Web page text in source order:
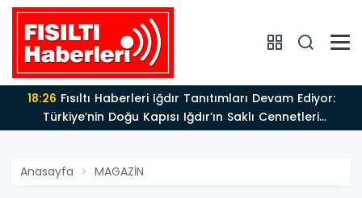
18:26
Türkiye’nin Doğu Kapısı Iğdır’ın Saklı Cennetleri
Keşfedilmeyi Bekliyor
Anasayfa MAGAZİN